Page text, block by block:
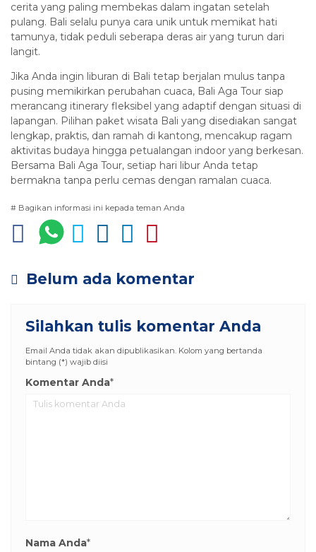
cerita yang paling membekas dalam ingatan setelah
pulang. Bali selalu punya cara unik untuk memikat hati
tamunya, tidak peduli seberapa deras air yang turun dari
langit.
Jika Anda ingin liburan di Bali tetap berjalan mulus tanpa
pusing memikirkan perubahan cuaca, Bali Aga Tour siap
merancang itinerary fleksibel yang adaptif dengan situasi di
lapangan. Pilihan paket wisata Bali yang disediakan sangat
lengkap, praktis, dan ramah di kantong, mencakup ragam
aktivitas budaya hingga petualangan indoor yang berkesan.
Bersama Bali Aga Tour, setiap hari libur Anda tetap
bermakna tanpa perlu cemas dengan ramalan cuaca.
# Bagikan informasi ini kepada teman Anda
Belum ada komentar
Silahkan tulis komentar Anda
Email Anda tidak akan dipublikasikan. Kolom yang bertanda
bintang (*) wajib diisi
Komentar Anda*
Nama Anda*